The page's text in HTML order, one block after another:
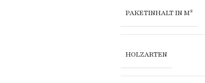
PAKETINHALT IN M²
HOLZARTEN